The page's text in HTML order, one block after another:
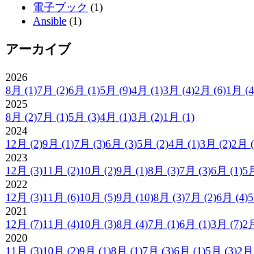
電子ブック (1)
Ansible (1)
アーカイブ
2026
8月 (1)7月 (2)6月 (1)5月 (9)4月 (1)3月 (4)2月 (6)1月
2025
8月 (2)7月 (1)5月 (3)4月 (1)3月 (2)1月 (1)
2024
12月 (2)9月 (1)7月 (3)6月 (3)5月 (2)4月 (1)3月 (2)2月
2023
12月 (3)11月 (2)10月 (2)9月 (1)8月 (3)7月 (3)6月 (1)5
2022
12月 (3)11月 (6)10月 (5)9月 (10)8月 (3)7月 (2)6月 (4)
2021
12月 (7)11月 (4)10月 (3)8月 (4)7月 (1)6月 (1)3月 (7)2
2020
11月 (3)10月 (2)9月 (1)8月 (1)7月 (3)6月 (1)5月 (3)2月